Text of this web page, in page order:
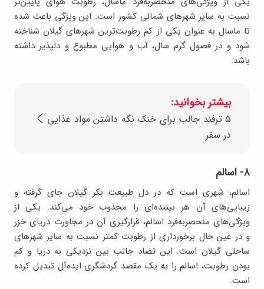
نسبت به سایر شهرهای شمالی کشور است. این ویژگی باعث شده
تا ماسال به عنوان یکی از کم رطوبت‌ترین شهرهای گیلان شناخته
شود و در فصول گرم سال، آب و هوایی مطبوع و دلپذیر داشته
باشد.
بیشتر بخوانید:
۵ ترفند جالب برای خنک نگه داشتن مواد غذایی
در سفر
۸- اسالم
اسالم، شهری است که در دل طبیعت بکر گیلان جای گرفته و
زیبایی‌های آن هر بیننده‌ای را مجذوب خود می‌کند. یکی از
ویژگی‌های منحصربه‌فرد اسالم، قرارگیری آن در مجاورت دریای خزر
و در عین حال برخورداری از رطوبت کمتر نسبت به سایر شهرهای
ساحلی گیلان است. این تضاد جالب بین نزدیکی به دریا و کم
بودن رطوبت، اسالم را به یک مقصد گردشگری ایده‌آل تبدیل کرده
است.